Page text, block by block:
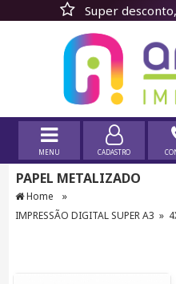
Super
MENU CADASTRO
PAPEL METALIZADO
Home »
IMPRESSÃO DIGITAL SUPER A3 »